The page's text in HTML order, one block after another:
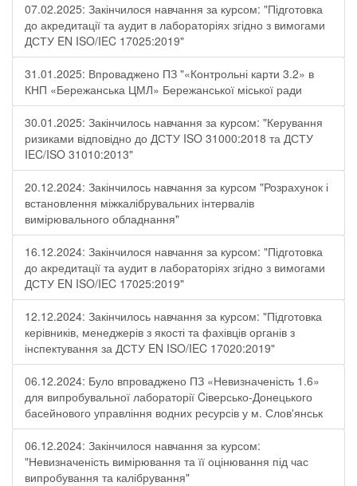
07.02.2025: Закінчилося навчання за курсом: "Підготовка
до акредитації та аудит в лабораторіях згідно з вимогами
ДСТУ EN ISO/IEC 17025:2019"
31.01.2025: Впроваджено ПЗ "«Контрольні карти 3.2» в
КНП «Бережанська ЦМЛ» Бережанської міської ради
30.01.2025: Закінчилось навчання за курсом: "Керування
ризиками відповідно до ДСТУ ISO 31000:2018 та ДСТУ
IEC/ISO 31010:2013"
20.12.2024: Закінчилось навчання за курсом "Розрахунок і
встановлення міжкалібрувальних інтервалів
вимірювального обладнання"
16.12.2024: Закінчилося навчання за курсом: "Підготовка
до акредитації та аудит в лабораторіях згідно з вимогами
ДСТУ EN ISO/IEC 17025:2019"
12.12.2024: Закінчилось навчання за курсом: "Підготовка
керівників, менеджерів з якості та фахівців органів з
інспектування за ДСТУ EN ISO/IEC 17020:2019"
06.12.2024: Було впроваджено ПЗ «Невизначеність 1.6»
для випробувальної лабораторії Cіверсько-Донецького
басейнового управління водних ресурсів у м. Слов'янськ
06.12.2024: Закінчилося навчання за курсом:
"Невизначеність вимірювання та її оцінювання під час
випробування та калібрування"